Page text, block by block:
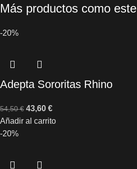
Más productos como este
-20%
Adepta Sororitas Rhino
54,50€ 43,60 €
Añadir al carrito
-20%